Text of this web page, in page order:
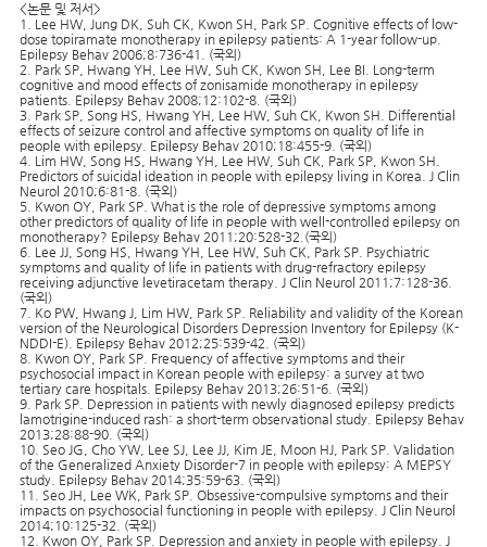
<논문 및 저서>
1. Lee HW, Jung DK, Suh CK, Kwon SH, Park SP. Cognitive effects of low-
dose topiramate monotherapy in epilepsy patients: A 1-year follow-up.
Epilepsy Behav 2006;8:736-41. (국외)
2. Park SP, Hwang YH, Lee HW, Suh CK, Kwon SH, Lee BI. Long-term
cognitive and mood effects of zonisamide monotherapy in epilepsy
patients. Epilepsy Behav 2008;12:102-8. (국외)
3. Park SP, Song HS, Hwang YH, Lee HW, Suh CK, Kwon SH. Differential
effects of seizure control and affective symptoms on quality of life in
people with epilepsy. Epilepsy Behav 2010;18:455-9. (국외)
4. Lim HW, Song HS, Hwang YH, Lee HW, Suh CK, Park SP, Kwon SH.
Predictors of suicidal ideation in people with epilepsy living in Korea. J Clin
Neurol 2010;6:81-8. (국외)
5. Kwon OY, Park SP. What is the role of depressive symptoms among
other predictors of quality of life in people with well-controlled epilepsy on
monotherapy? Epilepsy Behav 2011;20:528-32.(국외)
6. Lee JJ, Song HS, Hwang YH, Lee HW, Suh CK, Park SP. Psychiatric
symptoms and quality of life in patients with drug-refractory epilepsy
receiving adjunctive levetiracetam therapy. J Clin Neurol 2011;7:128-36.
(국외)
7. Ko PW, Hwang J, Lim HW, Park SP. Reliability and validity of the Korean
version of the Neurological Disorders Depression Inventory for Epilepsy (K-
NDDI-E). Epilepsy Behav 2012;25:539-42. (국외)
8. Kwon OY, Park SP. Frequency of affective symptoms and their
psychosocial impact in Korean people with epilepsy: a survey at two
tertiary care hospitals. Epilepsy Behav 2013;26:51-6. (국외)
9. Park SP. Depression in patients with newly diagnosed epilepsy predicts
lamotrigine-induced rash: a short-term observational study. Epilepsy Behav
2013;28:88-90. (국외)
10. Seo JG, Cho YW, Lee SJ, Lee JJ, Kim JE, Moon HJ, Park SP. Validation
of the Generalized Anxiety Disorder-7 in people with epilepsy: A MEPSY
study. Epilepsy Behav 2014;35:59-63. (국외)
11. Seo JH, Lee WK, Park SP. Obsessive-compulsive symptoms and their
impacts on psychosocial functioning in people with epilepsy. J Clin Neurol
2014;10:125-32. (국외)
12. Kwon OY, Park SP. Depression and anxiety in people with epilepsy. J